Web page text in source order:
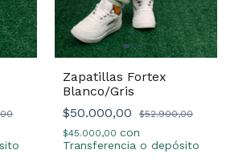
Zapatillas Fortex
Blanco/Gris
$50.000,00
$52.900,00
$45.000,00 con
Transferencia o depósito